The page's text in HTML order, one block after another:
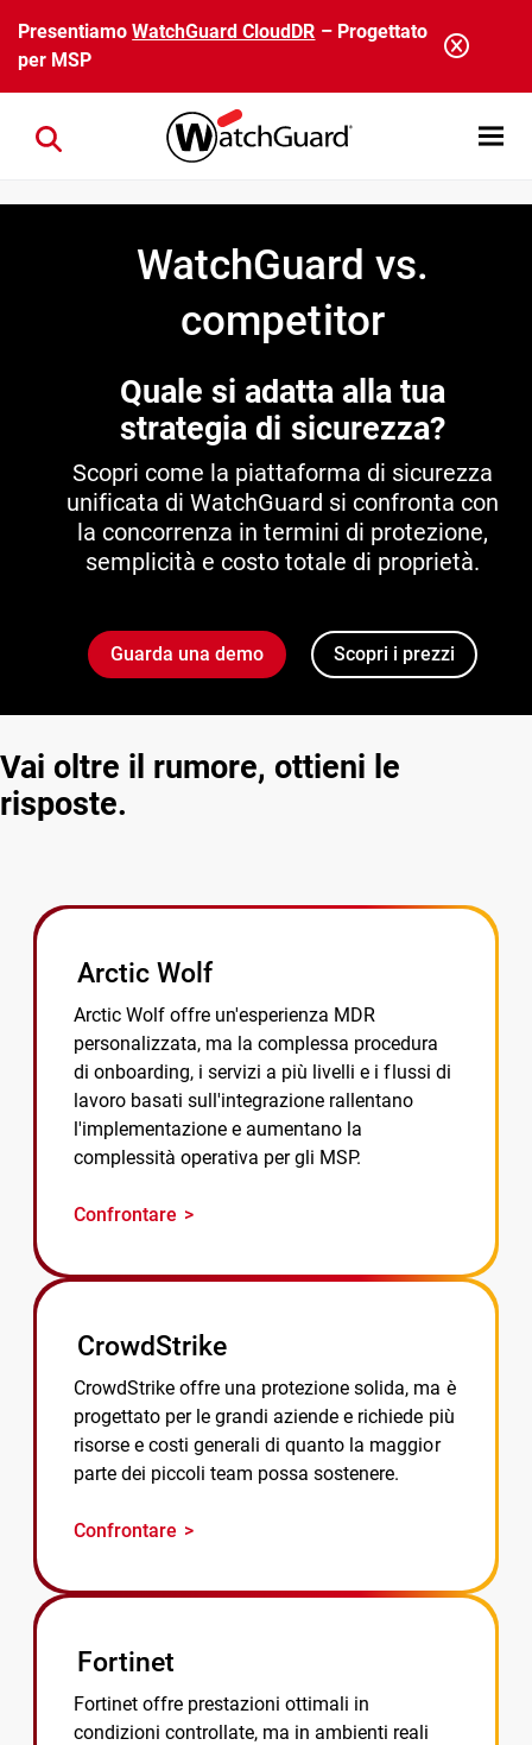
Salta al contenuto principale
PresentiamoWatchGuard CloudDR – Progettato
per MSP
Open
Close search
WatchGuard vs.
competitor
Quale si adatta alla tua
strategia di sicurezza?
Scopri come la piattaforma di sicurezza
unificata di WatchGuard si confronta con
la concorrenza in termini di protezione,
semplicità e costo totale di proprietà.
Guarda una demo Scopri i prezzi
Vai oltre il rumore, ottieni le
risposte.
Arctic Wolf
Arctic Wolf offre un'esperienza MDR
personalizzata, ma la complessa procedura
di onboarding, i servizi a più livelli e i flussi di
lavoro basati sull'integrazione rallentano
l'implementazione e aumentano la
complessità operativa per gli MSP.
Confrontare
CrowdStrike
CrowdStrike offre una protezione solida, ma è
progettato per le grandi aziende e richiede più
risorse e costi generali di quanto la maggior
parte dei piccoli team possa sostenere.
Confrontare
Fortinet
Fortinet offre prestazioni ottimali in
condizioni controllate, ma in ambienti reali